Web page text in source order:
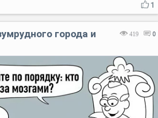
1
419 0
города и